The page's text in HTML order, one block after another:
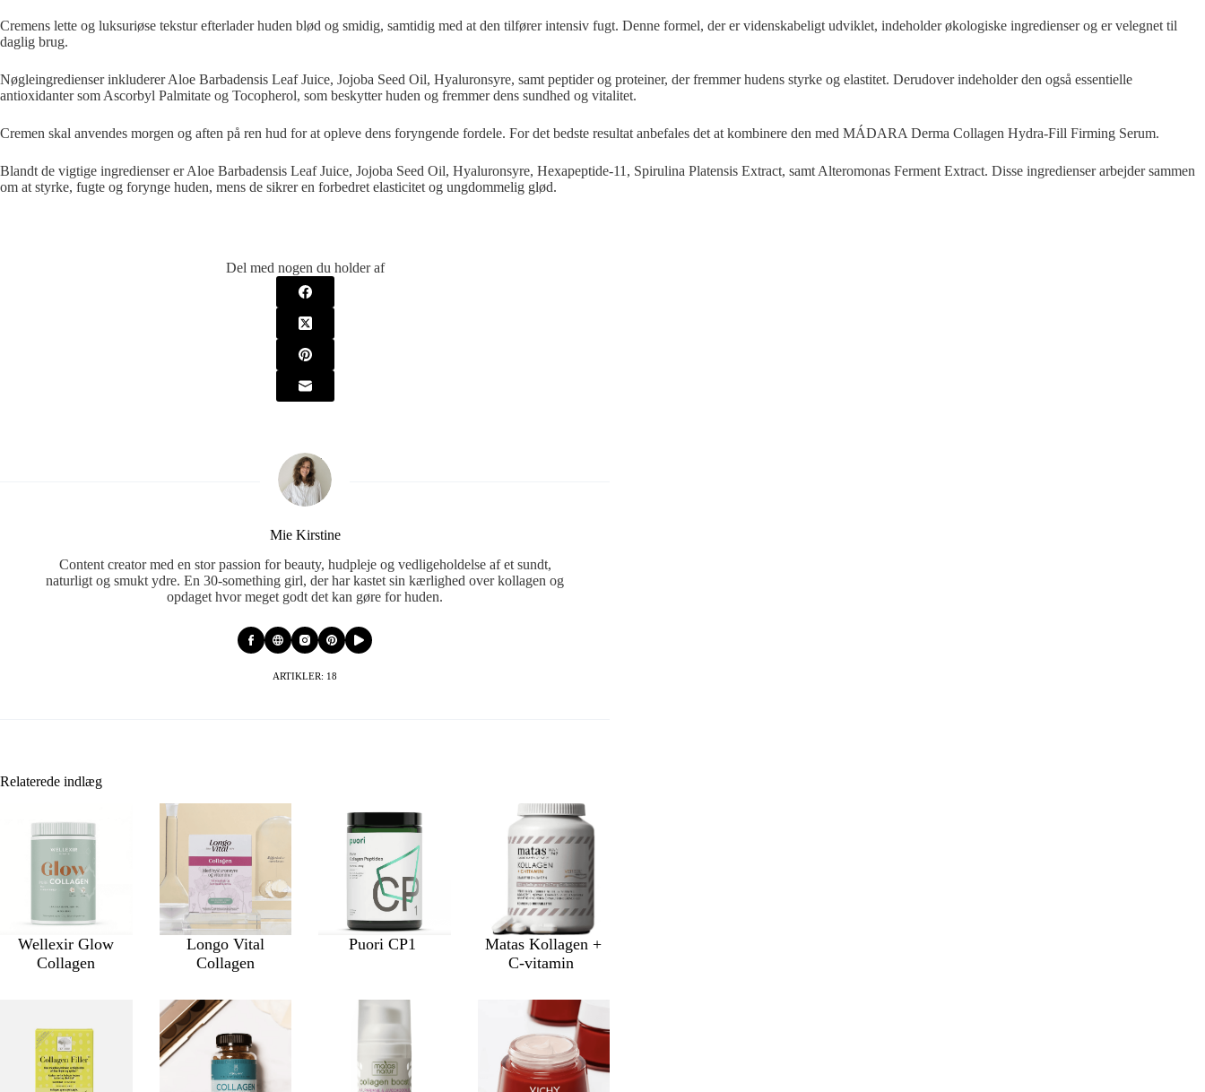
Cremens lette og luksuriøse tekstur efterlader huden blød og smidig, samtidig med at den tilfører intensiv fugt. Denne formel, der er videnskabeligt udviklet, indeholder økologiske ingredienser og er velegnet til
daglig brug.
Nøgleingredienser inkluderer Aloe Barbadensis Leaf Juice, Jojoba Seed Oil, Hyaluronsyre, samt peptider og proteiner, der fremmer hudens styrke og elastitet. Derudover indeholder den også essentielle
antioxidanter som Ascorbyl Palmitate og Tocopherol, som beskytter huden og fremmer dens sundhed og vitalitet.
Cremen skal anvendes morgen og aften på ren hud for at opleve dens foryngende fordele. For det bedste resultat anbefales det at kombinere den med MÁDARA Derma Collagen Hydra-Fill Firming Serum.
Blandt de vigtige ingredienser er Aloe Barbadensis Leaf Juice, Jojoba Seed Oil, Hyaluronsyre, Hexapeptide-11, Spirulina Platensis Extract, samt Alteromonas Ferment Extract. Disse ingredienser arbejder sammen
om at styrke, fugte og forynge huden, mens de sikrer en forbedret elasticitet og ungdommelig glød.
Del med nogen du holder af
Mie Kirstine
Content creator med en stor passion for beauty, hudpleje og vedligeholdelse af et sundt,
naturligt og smukt ydre. En 30-something girl, der har kastet sin kærlighed over kollagen og
opdaget hvor meget godt det kan gøre for huden.
ARTIKLER: 18
Relaterede indlæg
Wellexir Glow
Collagen
Longo Vital
Collagen
Puori CP1
Matas Kollagen +
C-vitamin